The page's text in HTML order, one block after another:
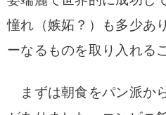
憧れ（嫉妬？）も多少あ
ーなるものを取り 入れる
まずは朝食をパン派か